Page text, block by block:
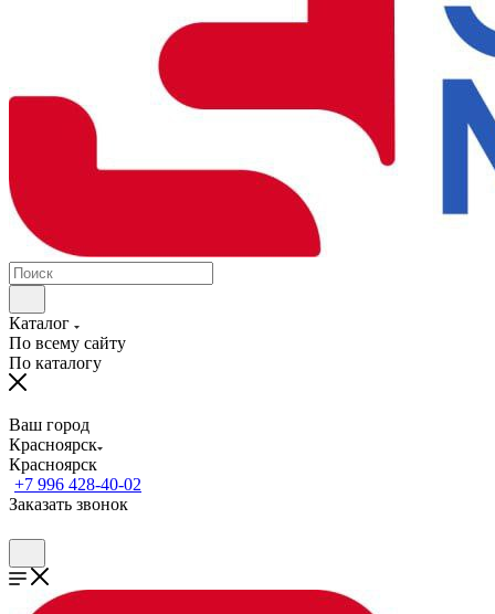
Каталог
По всему сайту
По каталогу
Ваш город
Красноярск
Красноярск
+7 996 428-40-02
Заказать звонок